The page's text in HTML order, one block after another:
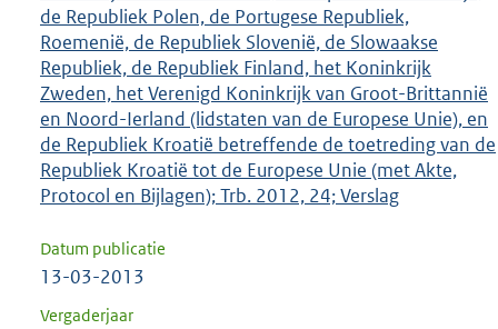
de Republiek Polen, de Portugese Republiek,
Roemenië, de Republiek Slovenië, de Slowaakse
Republiek, de Republiek Finland, het Koninkrijk
Zweden, het Verenigd Koninkrijk van Groot-Brittannië
en Noord-Ierland (lidstaten van de Europese Unie), en
de Republiek Kroatië betreffende de toetreding van de
Republiek Kroatië tot de Europese Unie (met Akte,
Protocol en Bijlagen); Trb. 2012, 24; Verslag
Datum publicatie
13-03-2013
Vergaderjaar